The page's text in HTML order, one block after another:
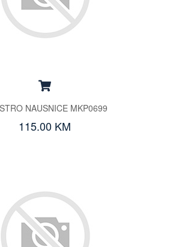
NAUSNICE MKP0699
115.00 KM